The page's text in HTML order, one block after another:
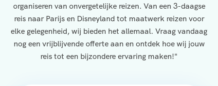
organiseren van onvergetelijke reizen. Van een 3-daagse
reis naar Parijs en Disneyland tot maatwerk reizen voor
elke gelegenheid, wij bieden het allemaal. Vraag vandaag
nog een vrijblijvende offerte aan en ontdek hoe wij jouw
reis tot een bijzondere ervaring maken!"